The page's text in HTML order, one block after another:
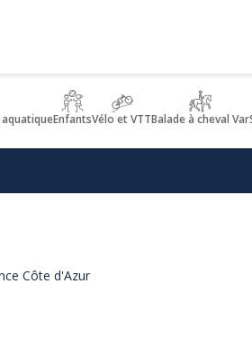
EnfantsVélo et VTTBalade à cheval Var
Côte d'Azur